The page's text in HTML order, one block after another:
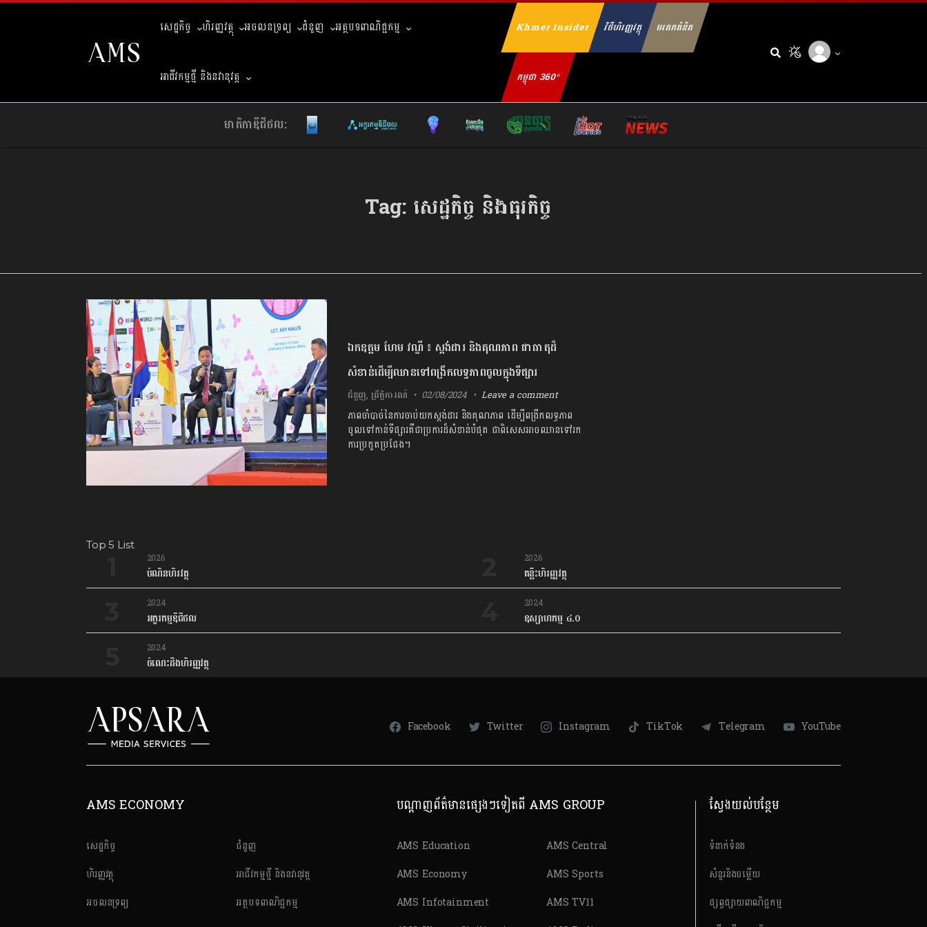
សេដ្ឋកិច្ច ហិរញ្ញវត្ថុ អចលនទ្រព្យ ជំនួញ អត្ថបទពាណិជ្ជកម្ម
អាជីវកម្មថ្មី និងនវានុវត្ត
Khmer Insider វិថីហិរញ្ញវត្ថុ មរតកគំនិត
កម្ពុជា 360°
មាតិកាឌីជីថល:
Tag: សេដ្ឋកិច្ច និងធុរកិច្ច
ឯកឧត្តម ហែម វណ្ឌី ៖ ស្តង់ដារ និងគុណភាព ជាធាតុដ៏
សំខាន់ដើម្បីឈានទៅពង្រីកលទ្ធភាពចូលក្នុងទីផ្សារ
ជំនួញ,ព្រឹត្តិការណ៍ 02/08/2024 Leave a comment
ភាពចាំបាច់នៃការចាប់យកស្តង់ដារ និងគុណភាព ដើម្បីពង្រីកលទ្ធភាព
ចូលទៅកាន់ទីផ្សារគឺជាប្រការដ៏សំខាន់បំផុត ជាពិសេសអាចឈានទៅរក
ការប្រកួតប្រជែង។
Top 5 List
2026
បំណិនហិរវត្ថុ
2026
គន្លឹះហិរញ្ញវត្ថុ
2024
អក្ខរកម្មឌីជីថល
2024
ឧស្សាហកម្ម ៤.០
2024
ចំណេះដឹងហិរញ្ញវត្ថុ
Facebook Twitter Instagram TikTok Telegram YouTube
AMS ECONOMY
សេដ្ឋកិច្ច
ហិរញ្ញវត្ថុ
អចលនទ្រព្យ
ជំនួញ
អាជីវកម្មថ្មី និងនវានុវត្ត
អត្ថបទពាណិជ្ជកម្ម
បណ្តាញព័ត៌មានផ្សេងៗទៀតពី AMS GROUP
AMS Education
AMS Economy
AMS Infotainment
AMS Central
AMS Sports
AMS TV11
ស្វែងយល់បន្ថែម
ទំនាក់ទំនង
សំនួរនិងចម្លើយ
ផ្សព្វផ្សាយពាណិជ្ជកម្ម